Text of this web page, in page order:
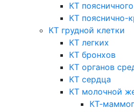
КТ
КТ пояснично-
КТ грудной клетки
КТ легких
КТ бронхов
КТ органов
КТ сердца
КТ молочной
КТ-